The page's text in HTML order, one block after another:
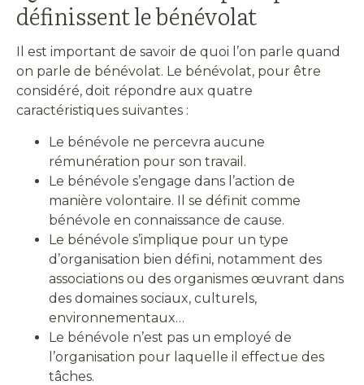
définissent le bénévolat
Il est important de savoir de quoi l’on parle quand
on parle de bénévolat. Le bénévolat, pour être
considéré, doit répondre aux quatre
caractéristiques suivantes :
Le bénévole ne percevra aucune
rémunération pour son travail.
Le bénévole s’engage dans l’action de
manière volontaire. Il se définit comme
bénévole en connaissance de cause.
Le bénévole s’implique pour un type
d’organisation bien défini, notamment des
associations ou des organismes œuvrant dans
des domaines sociaux, culturels,
environnementaux…
Le bénévole n’est pas un employé de
l’organisation pour laquelle il effectue des
tâches.